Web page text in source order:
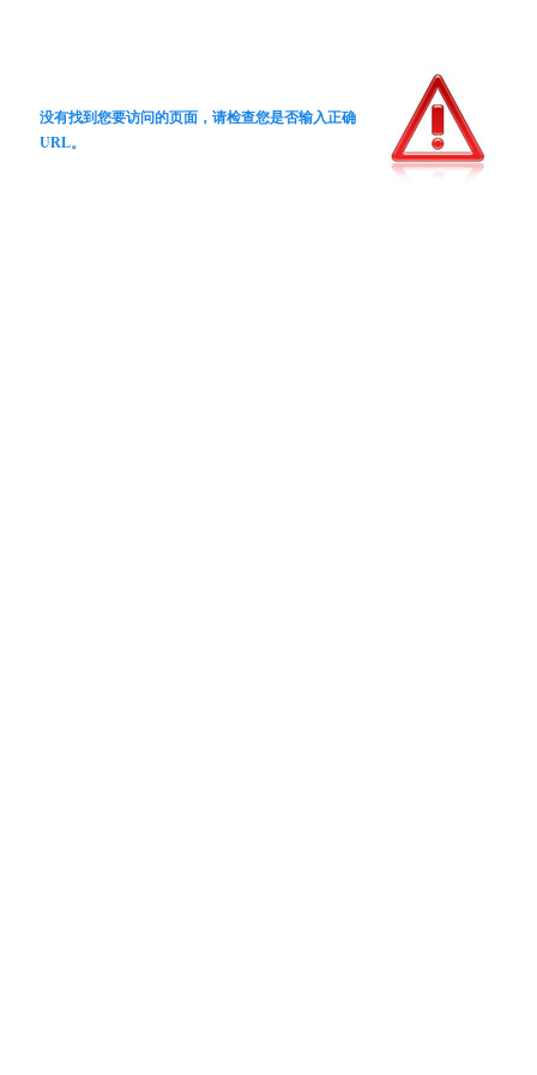
没有找到您要访问的页面，请检查您是否输入正确
URL。